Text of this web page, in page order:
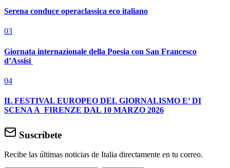
Serena conduce operaclassica eco italiano
03
Giornata internazionale della Poesia con San Francesco
d’Assisi
04
IL FESTIVAL EUROPEO DEL GIORNALISMO E’ DI
SCENA A FIRENZE DAL 10 MARZO 2026
Suscríbete
Recibe las últimas noticias de Italia directamente en tu correo.